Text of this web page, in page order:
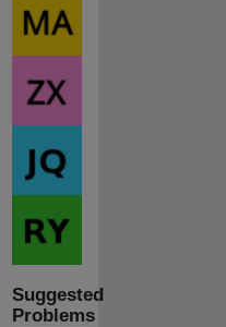
Suggested
Problems